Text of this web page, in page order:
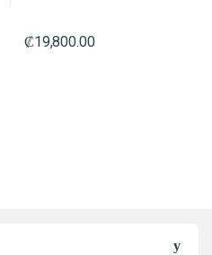
₡19,800.00